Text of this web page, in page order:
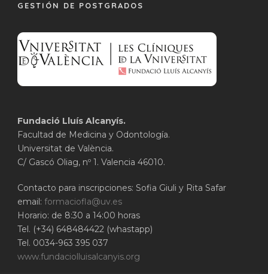
GESTIÓN DE POSTGRADOS
Fundació Lluís Alcanyís.
Facultad de Medicina y Odontología.
Universitat de València.
C/ Gascó Oliag, nº 1. Valencia 46010.
Contacto para inscripciones: Sofia Giuli y Rita Safar
email: formaciofla@uv.es
Horario: de 8:30 a 14:00 horas
Tel. (+34) 648484422 (whastapp)
Tel. 0034-963 395 037
www.fundaciolluisalcanyis.org